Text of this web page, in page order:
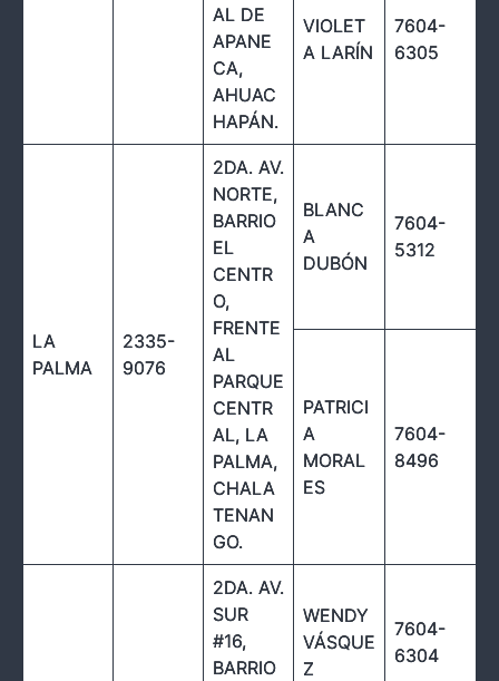
AL DE
APANE
CA,
AHUAC
HAPÁN.
VIOLET
A LARÍN
7604-
6305
LA
PALMA
2335-
9076
2DA. AV.
NORTE,
BARRIO
EL
CENTR
O,
FRENTE
AL
PARQUE
CENTR
AL, LA
PALMA,
CHALA
TENAN
GO.
BLANC
A
DUBÓN
7604-
5312
PATRICI
A
MORAL
ES
7604-
8496
2DA. AV.
SUR
#16,
BARRIO
WENDY
VÁSQUE
Z
7604-
6304